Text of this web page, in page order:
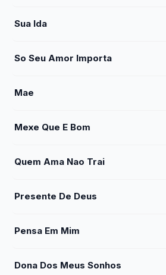
Sua Ida
So Seu Amor Importa
Mae
Mexe Que E Bom
Quem Ama Nao Trai
Presente De Deus
Pensa Em Mim
Dona Dos Meus Sonhos